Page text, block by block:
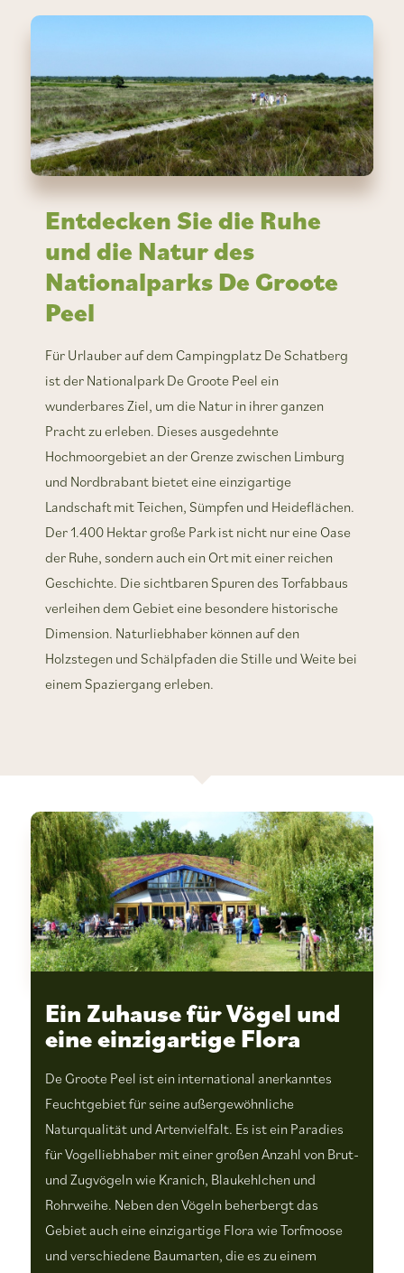
Entdecken Sie die Ruhe
und die Natur des
Nationalparks De Groote
Peel
Für Urlauber auf dem Campingplatz De Schatberg
ist der Nationalpark De Groote Peel ein
wunderbares Ziel, um die Natur in ihrer ganzen
Pracht zu erleben. Dieses ausgedehnte
Hochmoorgebiet an der Grenze zwischen Limburg
und Nordbrabant bietet eine einzigartige
Landschaft mit Teichen, Sümpfen und Heideflächen.
Der 1.400 Hektar große Park ist nicht nur eine Oase
der Ruhe, sondern auch ein Ort mit einer reichen
Geschichte. Die sichtbaren Spuren des Torfabbaus
verleihen dem Gebiet eine besondere historische
Dimension. Naturliebhaber können auf den
Holzstegen und Schälpfaden die Stille und Weite bei
einem Spaziergang erleben.
Ein Zuhause für Vögel und
eine einzigartige Flora
De Groote Peel ist ein international anerkanntes
Feuchtgebiet für seine außergewöhnliche
Naturqualität und Artenvielfalt. Es ist ein Paradies
für Vogelliebhaber mit einer großen Anzahl von Brut-
und Zugvögeln wie Kranich, Blaukehlchen und
Rohrweihe. Neben den Vögeln beherbergt das
Gebiet auch eine einzigartige Flora wie Torfmoose
und verschiedene Baumarten, die es zu einem